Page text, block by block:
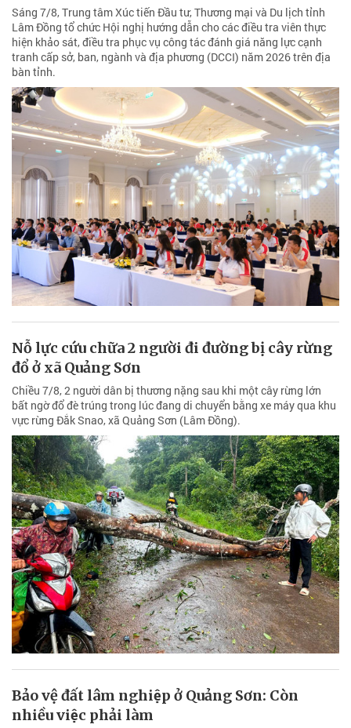
Sáng 7/8, Trung tâm Xúc tiến Đầu tư, Thương mại và Du lịch tỉnh
Lâm Đồng tổ chức Hội nghị hướng dẫn cho các điều tra viên thực
hiện khảo sát, điều tra phục vụ công tác đánh giá năng lực cạnh
tranh cấp sở, ban, ngành và địa phương (DCCI) năm 2026 trên địa
bàn tỉnh.
Nỗ lực cứu chữa 2 người đi đường bị cây rừng
đổ ở xã Quảng Sơn
Chiều 7/8, 2 người dân bị thương nặng sau khi một cây rừng lớn
bất ngờ đổ đè trúng trong lúc đang di chuyển bằng xe máy qua khu
vực rừng Đắk Snao, xã Quảng Sơn (Lâm Đồng).
Bảo vệ đất lâm nghiệp ở Quảng Sơn: Còn
nhiều việc phải làm